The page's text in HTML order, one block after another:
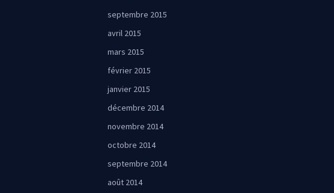
septembre 2015
avril 2015
mars 2015
février 2015
janvier 2015
décembre 2014
novembre 2014
octobre 2014
septembre 2014
août 2014